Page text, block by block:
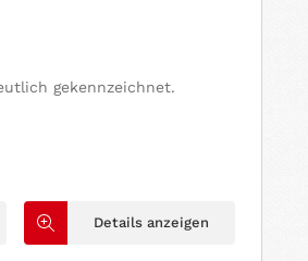
gekennzeichnet.
Details anzeigen